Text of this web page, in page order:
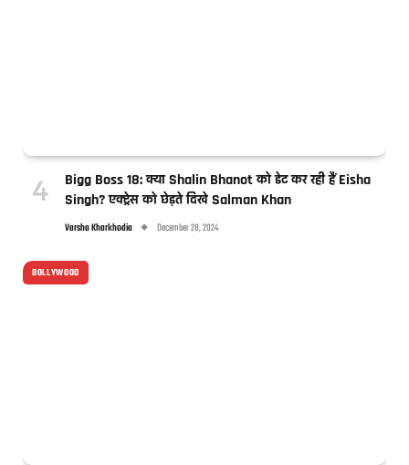
Bigg Boss 18: क्या Shalin Bhanot को डेट कर रही हैं Eisha
Singh? एक्ट्रेस को छेड़ते दिखे Salman Khan
Varsha Kharkhodia December 28, 2024
BOLLYWOOD